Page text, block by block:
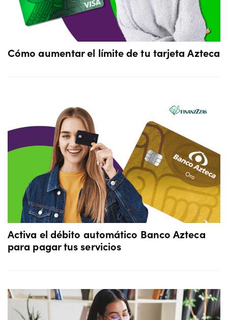
Cómo aumentar el límite de tu tarjeta Azteca
Activa el débito automático Banco Azteca
para pagar tus servicios